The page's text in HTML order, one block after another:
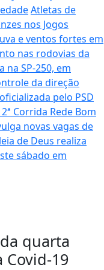
Atletas de
nos Jogos
e ventos fortes em
nas rodovias da
na SP-250, em
da direção
pelo PSD
Corrida Rede Bom
novas vagas de
de Deus realiza
sábado em
quarta
Covid-19